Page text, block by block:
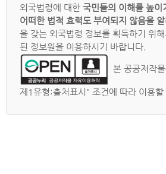
외국법령에 대한 국민들의 이해를 높이
어떠한 법적 효력도 부여되지 않음을
을 갖는 외국법령 정보를 획득하기 위
된 정보원을 이용하시기 바랍니다.
본 공공저작
제1유형:출처표시" 조건에 따라 이용할